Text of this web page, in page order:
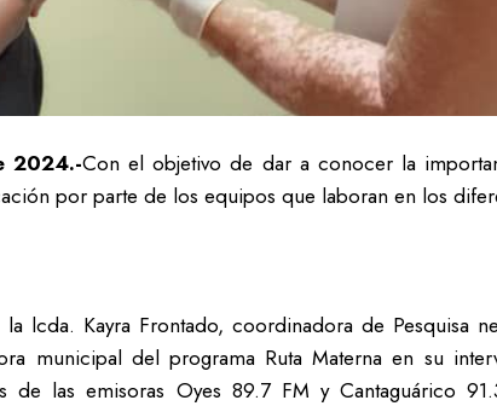
2024.-Con el objetivo de dar a conocer la
por parte de los equipos que laboran en los
lcda. Kayra Frontado, coordinadora de Pesquisa
municipal del programa Ruta Materna en su
de las emisoras Oyes 89.7 FM y Cantaguárico